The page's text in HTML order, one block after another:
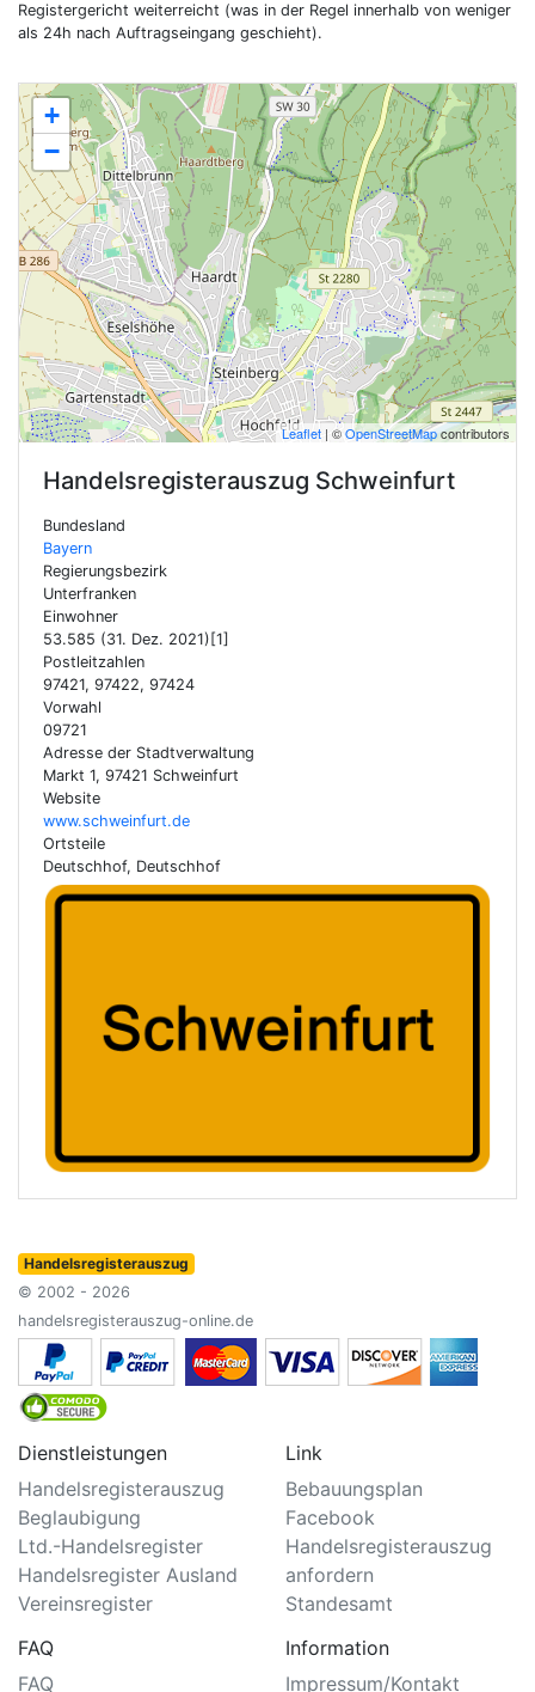
+
−
Leaflet | ©OpenStreetMapcontributors
Handelsregisterauszug Schweinfurt
Bundesland
Bayern
Regierungsbezirk
Unterfranken
Einwohner
53.585 (31. Dez. 2021)[1]
Postleitzahlen
97421, 97422, 97424
Vorwahl
09721
Adresse der Stadtverwaltung
Markt 1, 97421 Schweinfurt
Website
www.schweinfurt.de
Ortsteile
Deutschhof, Deutschhof
Registergericht weiterreicht (was in der Regel innerhalb von weniger
als 24h nach Auftragseingang geschieht).
Handelsregisterauszug
© 2002 - 2026
handelsregisterauszug-online.de
Dienstleistungen
Handelsregisterauszug
Beglaubigung
Ltd.-Handelsregister
Handelsregister Ausland
Vereinsregister
Link
Bebauungsplan
Facebook
Handelsregisterauszug
anfordern
Standesamt
FAQ
FAQ
Information
Impressum/Kontakt